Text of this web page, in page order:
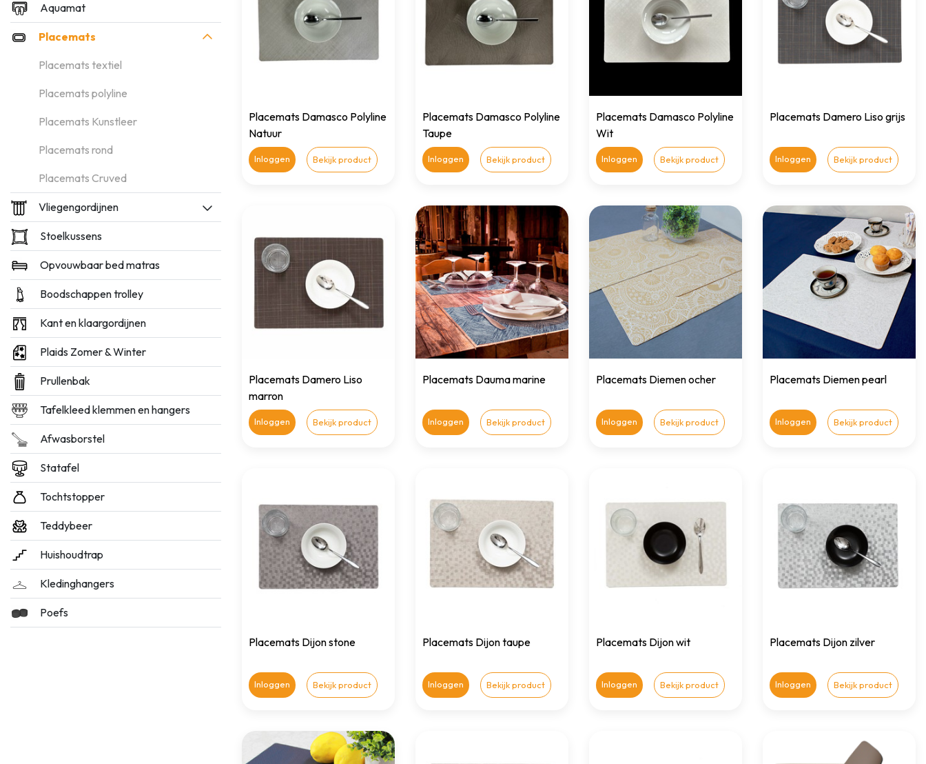
Aquamat
Placemats
Placemats textiel
Placemats polyline
Placemats Kunstleer
Placemats rond
Placemats Cruved
Vliegengordijnen
Stoelkussens
Opvouwbaar bed matras
Boodschappen trolley
Kant en klaargordijnen
Plaids Zomer & Winter
Prullenbak
Tafelkleed klemmen en hangers
Afwasborstel
Statafel
Tochtstopper
Teddybeer
Huishoudtrap
Kledinghangers
Poefs
Placemats Damasco Polyline
Natuur
Inloggen Bekijk product
Placemats Damasco Polyline
Taupe
Inloggen Bekijk product
Placemats Damasco Polyline
Wit
Inloggen Bekijk product
Placemats Damero Liso grijs
Inloggen Bekijk product
Placemats Damero Liso
marron
Inloggen Bekijk product
Placemats Dauma marine
Inloggen Bekijk product
Placemats Diemen ocher
Inloggen Bekijk product
Placemats Diemen pearl
Inloggen Bekijk product
Placemats Dijon stone
Inloggen Bekijk product
Placemats Dijon taupe
Inloggen Bekijk product
Placemats Dijon wit
Inloggen Bekijk product
Placemats Dijon zilver
Inloggen Bekijk product